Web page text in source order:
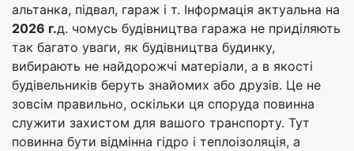
альтанка, підвал, гараж і т. Інформація актуальна на
2026 г.д. чомусь будівництва гаража не приділяють
так багато уваги, як будівництва будинку,
вибирають не найдорожчі матеріали, а в якості
будівельників беруть знайомих або друзів. Це не
зовсім правильно, оскільки ця споруда повинна
служити захистом для вашого транспорту. Тут
повинна бути відмінна гідро і теплоізоляція, а